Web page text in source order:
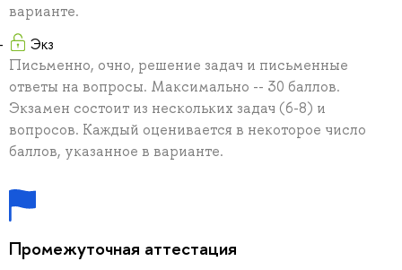
варианте.
Экз
Письменно, очно, решение задач и письменные
ответы на вопросы. Максимально -- 30 баллов.
Экзамен состоит из нескольких задач (6-8) и
вопросов. Каждый оценивается в некоторое число
баллов, указанное в варианте.
Промежуточная аттестация